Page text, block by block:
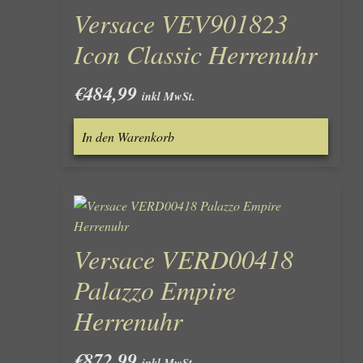
Versace VEV901823
Icon Classic Herrenuhr
€484,99 inkl MwSt.
In den Warenkorb
Versace VERD00418
Palazzo Empire
Herrenuhr